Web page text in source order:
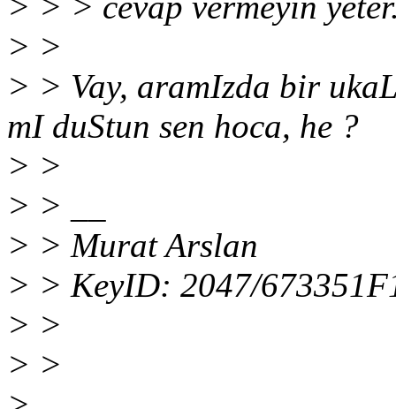
> >
> > Vay, aramIzda bir
mI duStun sen hoca, he ?
> >
> > __
> > Murat Arslan
> > KeyID: 2047/
> >
> >